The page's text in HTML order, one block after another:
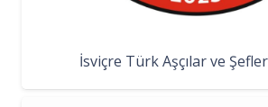
İsviçre Türk Aşçılar ve